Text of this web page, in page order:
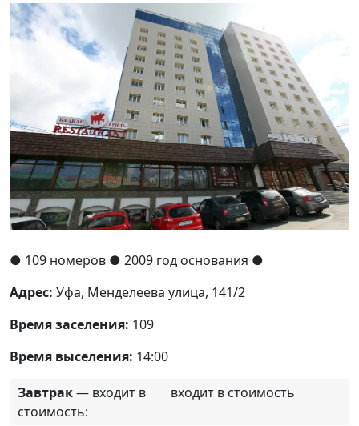
● 109 номеров ● 2009 год основания ●
Адрес: Уфа, Менделеева улица, 141/2
Время заселения: 109
Время выселения: 14:00
Завтрак— входит в
стоимость:
входит в стоимость